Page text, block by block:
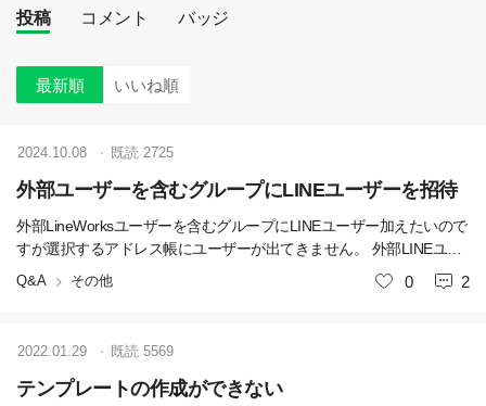
投稿 コメント バッジ
最新順 いいね順
外部ユーザーを含むグループにLINEユーザーを招待
外部LineWorksユーザーを含むグループにLINEユーザー加えたいので
すが選択するアドレス帳にユーザーが出てきません。 外部LINEユー
ザの連携でトークまでは出来ています。
Q&A その他
2024.10.08 既読 2725
いいね
0 2
テンプレートの作成ができない
2022.01.29 既読 5569